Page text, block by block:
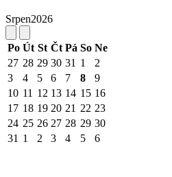
Srpen2026
Po Út St Čt Pá So Ne
27 28 29 30 31 1
2
3
4 5 6 7 8
9
10 11 12 13 14 15 16
17 18 19 20 21 22 23
24 25 26 27 28 29 30
31 1 2 3 4 5 6